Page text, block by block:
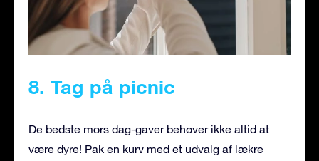
8. Tag på picnic
De bedste mors dag-gaver behøver ikke altid at
være dyre! Pak en kurv med et udvalg af lækre